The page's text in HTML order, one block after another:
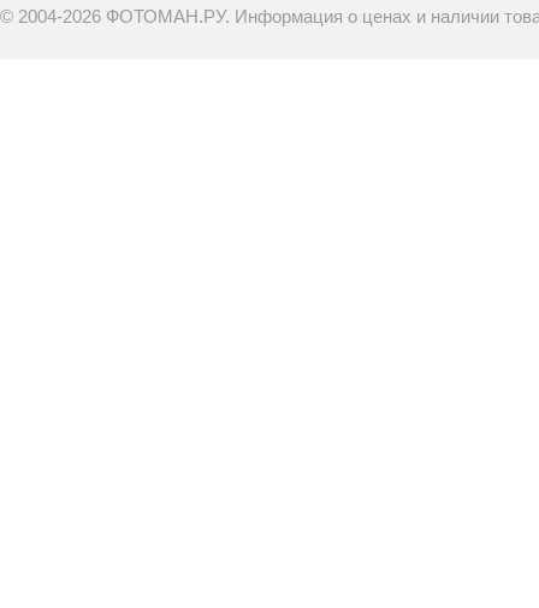
© 2004-2026 ФОТОМАН.РУ. Информация о ценах и наличии